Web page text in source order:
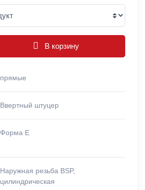
В корзину
прямые
Ввертный штуцер
Форма E
Наружная резьба BSP,
цилиндрическая